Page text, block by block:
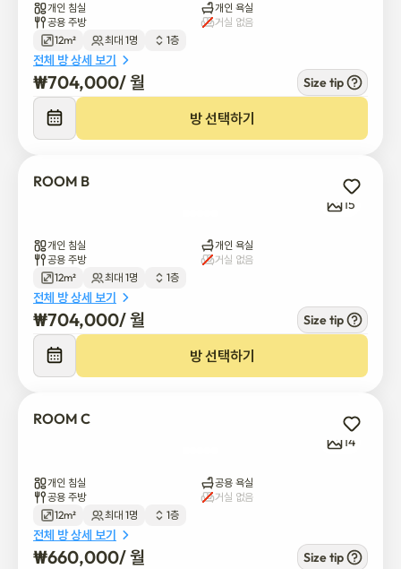
The SUN house is for women only. It is within a 3-minute
walk from Seoul National University Venture Town
Station.
It is convenient because there are Daiso, pharmacy, and
Clean public spaces once a week. It is safe because there
is a CCTV in the hallway and an IoT key is attached to
each private room.
It has been renovated and has a new bedroom. There are
4 rooms and each room is a single person.
It is 9 minutes away from Seoul National University by
It is 26 minutes from Gangnam by subway, 27 minutes
Gwanaksan Mountain is close.
There is Dorimcheon Stream nearby, so it is good to take
a walk.
개인 침실
개인 욕실
공용 주방
거실 없음
12m²
최대 1명 1층
전체 방 상세 보기
₩704,000/ 월 Size tip
방 선택하기
ROOM B
15
개인 침실
개인 욕실
공용 주방
거실 없음
12m²
최대 1명 1층
전체 방 상세 보기
₩704,000/ 월 Size tip
방 선택하기
ROOM C
14
개인 침실
공용 욕실
공용 주방
거실 없음
12m²
최대 1명 1층
전체 방 상세 보기
₩660,000/ 월 Size tip